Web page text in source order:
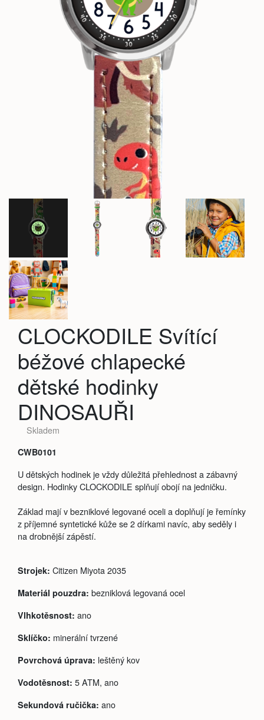
CLOCKODILE Svítící
béžové chlapecké
dětské hodinky
DINOSAUŘI
Skladem
CWB0101
U dětských hodinek je vždy důležitá přehlednost a zábavný
design. Hodinky CLOCKODILE splňují obojí na jedničku.
Základ mají v bezniklové legované oceli a doplňují je řemínky
z příjemné syntetické kůže se 2 dírkami navíc, aby seděly i
na drobnější zápěstí.
Strojek: Citizen Miyota 2035
Materiál pouzdra: bezniklová legovaná ocel
Vlhkotěsnost: ano
Sklíčko: minerální tvrzené
Povrchová úprava: leštěný kov
Vodotěsnost: 5 ATM, ano
Sekundová ručička: ano